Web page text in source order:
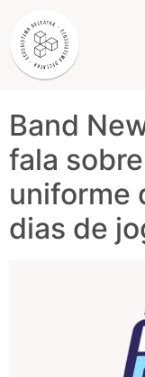
Tag:
trabalho
Band
fala
uniforme
dias de